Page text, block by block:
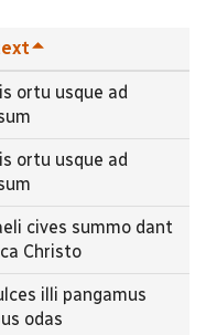
ortu usque ad
ortu usque ad
cives summo dant
Christo
illi pangamus
odas